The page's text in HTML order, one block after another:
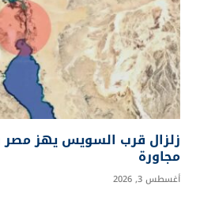
زلزال قرب السويس يهز
مجاورة
أغسطس 3, 2026